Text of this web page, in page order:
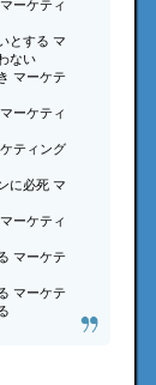
ーケティ
とする マ
ない
マーケテ
ーケティ
ティング
に必死 マ
ーケティ
マーケテ
マーケテ